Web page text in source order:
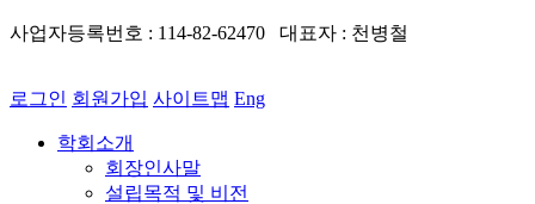
사업자등록번호 : 114-82-62470 대표자 : 천병철
로그인 회원가입 사이트맵 Eng
학회소개
회장인사말
설립목적 및 비전